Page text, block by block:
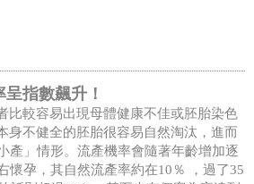
指數飆升！
比較容易出現母體健康不佳或胚胎染色
身不健全的胚胎很容易自然淘汰，進而
產」情形。流產機率會隨著年齡增加逐
懷孕，其自然流產率約在10％ ，過了35